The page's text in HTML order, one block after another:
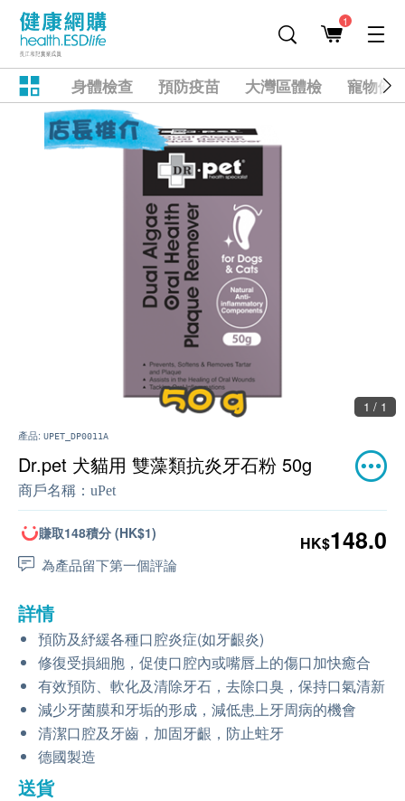
1
身體檢查 預防疫苗 大灣區體檢 寵物健
1 / 1
產品: UPET_DP0011A
Dr.pet 犬貓用 雙藻類抗炎牙石粉 50g
商戶名稱： uPet
賺取148積分 (HK$1)
為產品留下第一個評論
HK$148.0
詳情
預防及紓緩各種口腔炎症(如牙齦炎)
修復受損細胞，促使口腔內或嘴唇上的傷口加快癒合
有效預防、軟化及清除牙石，去除口臭，保持口氣清新
減少牙菌膜和牙垢的形成，減低患上牙周病的機會
清潔口腔及牙齒，加固牙齦，防止蛀牙
德國製造
送貨